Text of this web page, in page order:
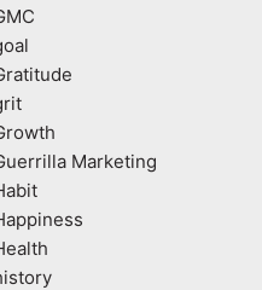
Marketing